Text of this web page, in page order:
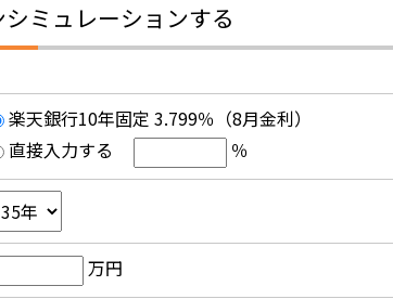
ミュレーションする
楽天銀行10年固定 3.799％（8月金利）
直接入力する
％
万円